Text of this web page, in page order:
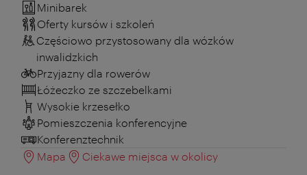
Minibarek
Oferty kursów i szkoleń
Częściowo przystosowany dla wózków
inwalidzkich
Przyjazny dla rowerów
Łóżeczko ze szczebelkami
Wysokie krzesełko
Pomieszczenia konferencyjne
Konferenztechnik
Mapa
Ciekawe miejsca w okolicy